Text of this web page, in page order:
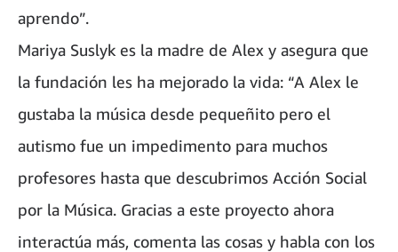
aprendo”.
Mariya Suslyk es la madre de Alex y asegura que
la fundación les ha mejorado la vida: “A Alex le
gustaba la música desde pequeñito pero el
autismo fue un impedimento para muchos
profesores hasta que descubrimos Acción Social
por la Música. Gracias a este proyecto ahora
interactúa más, comenta las cosas y habla con los